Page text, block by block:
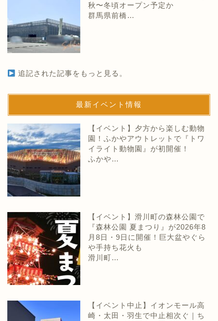
秋〜冬頃オープン予定か
群馬県前橋…
追記された記事をもっと見る。
最新イベント情報
【イベント】夕方から楽しむ動物
園！ふかやアウトレットで『トワ
イライト動物園』が初開催！
ふかや…
【イベント】滑川町の森林公園で
『森林公園 夏まつり』が2026年8
月8日・9日に開催！巨大盆やぐら
や手持ち花火も
滑川町…
【イベント中止】イオンモール高
崎・太田・羽生で中止相次ぐ｜ち